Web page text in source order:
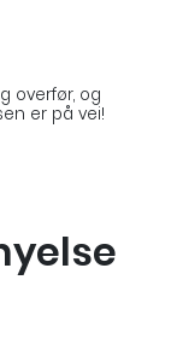
overfør, og
er på vei!